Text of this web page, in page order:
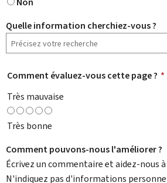
Quelle information cherchiez-vous ?
Comment évaluez-vous cette page ? *
Très mauvaise
Très bonne
Comment pouvons-nous l'améliorer ?
Écrivez un commentaire et aidez-nous
N'indiquez pas d'informations